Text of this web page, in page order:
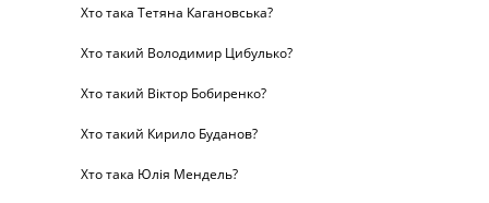
Хто така Тетяна Кагановська?
Хто такий Володимир Цибулько?
Хто такий Віктор Бобиренко?
Хто такий Кирило Буданов?
Хто така Юлія Мендель?